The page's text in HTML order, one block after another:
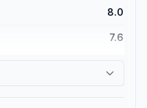
8.0
7.6